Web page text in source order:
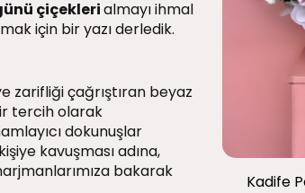
çiçeklerialmayı ihmal
için bir yazı derledik.
zarifliği çağrıştıran beyaz
tercih olarak
dokunuşlar
kavuşması adına,
bakarak
Kadife